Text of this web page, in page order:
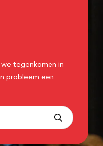
tegenkomen in
probleem een